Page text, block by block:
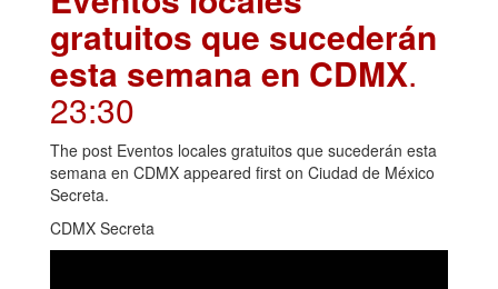
gratuitos que sucederán
esta semana en CDMX.
23:30
The post Eventos locales gratuitos que sucederán esta
semana en CDMX appeared first on Ciudad de México
Secreta.
CDMX Secreta